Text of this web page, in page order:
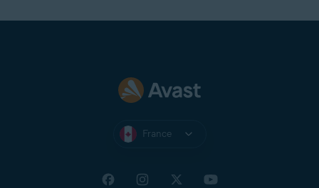
France